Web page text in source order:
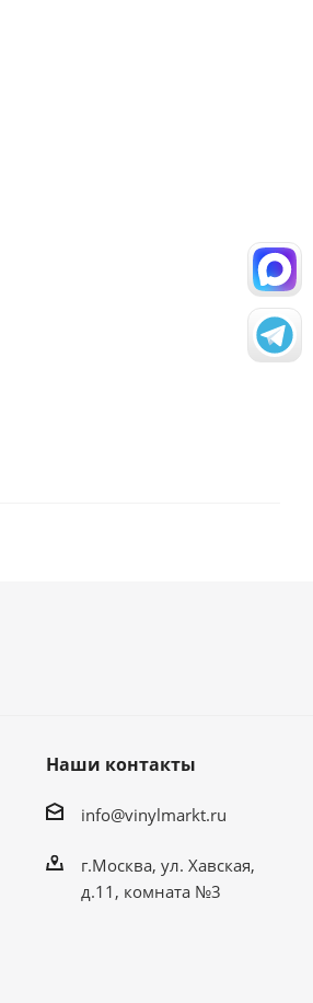
Наши контакты
info@vinylmarkt.ru
г.Москва, ул. Хавская,
д.11, комната №3